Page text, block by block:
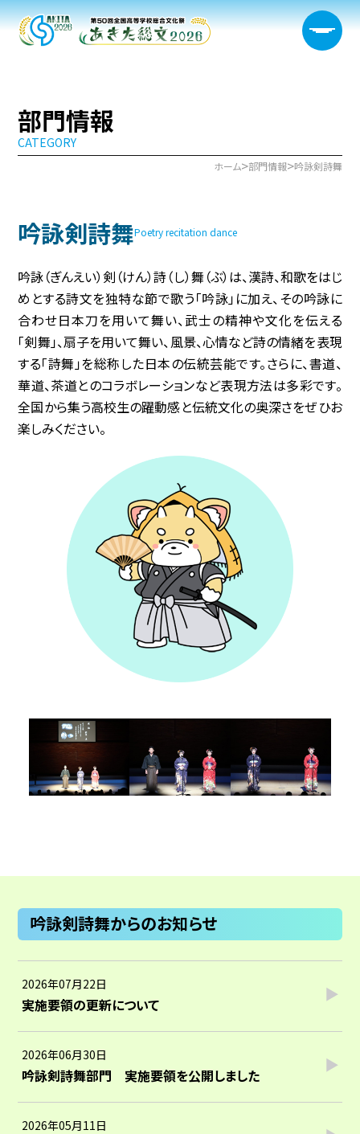
大会概要
新着情報
部門情報
生徒実行委員会
宿泊サポート
協賛企業
資料ダウンロード
広報デザイン・デザインガイド
サイトポリシー
リンク集
サイトマップ
ホーム>部門情報>吟詠剣詩舞
部門情報
CATEGORY
吟詠剣詩舞Poetry recitation dance
吟詠（ぎんえい）剣（けん）詩（し）舞（ぶ）は、漢詩、和歌をはじ
めとする詩文を独特な節で歌う「吟詠」に加え、その吟詠に
合わせ日本刀を用いて舞い、武士の精神や文化を伝える
「剣舞」、扇子を用いて舞い、風景、心情など詩の情緒を表現
する「詩舞」を総称した日本の伝統芸能です。さらに、書道、
華道、茶道とのコラボレーションなど表現方法は多彩です。
全国から集う高校生の躍動感と伝統文化の奥深さをぜひお
楽しみください。
吟詠剣詩舞からのお知らせ
2026年07月22日
実施要領の更新について
2026年06月30日
吟詠剣詩舞部門 実施要領を公開しました
2026年05月11日